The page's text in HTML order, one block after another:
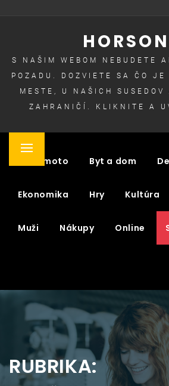
S NAŠIM WEBOM NEBUDETE
POZADU. DOZVIETE SA ČO JE
MESTE, U NAŠICH SUSEDOV
ZAHRANIČÍ. KLIKNITE A
Primary
Auto moto Byt a dom
Ekonomika Hry Kultúra
Muži Nákupy Online
RUBRIKA: